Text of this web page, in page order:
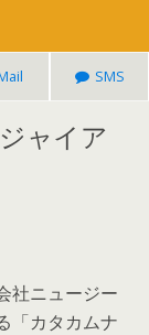
SMS
ャイア
社ニュージー
「カタカムナ